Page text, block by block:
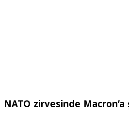
NATO zirvesinde